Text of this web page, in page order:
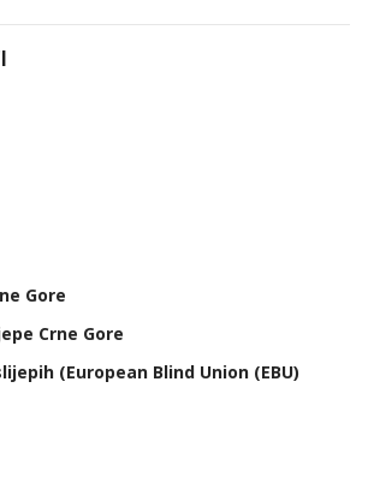
Gore
Crne Gore
(European Blind Union (EBU)